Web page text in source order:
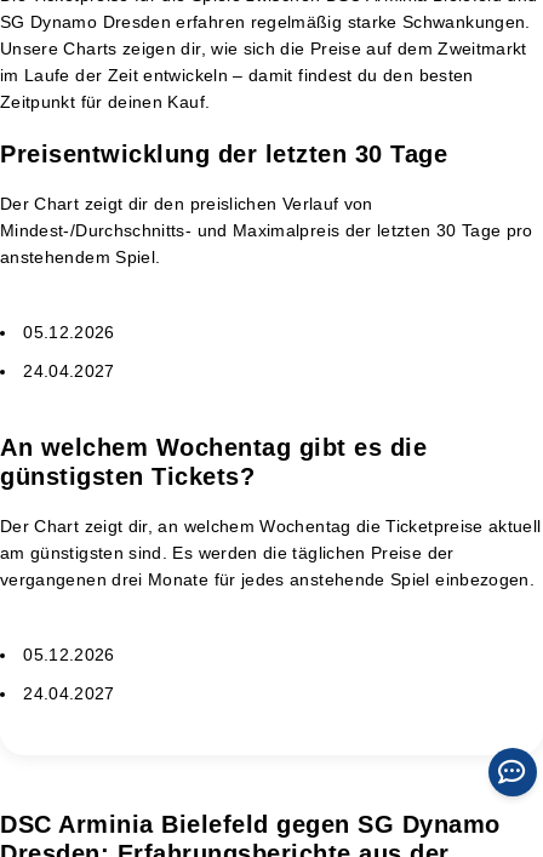
SG Dynamo Dresden erfahren regelmäßig starke Schwankungen.
Unsere Charts zeigen dir, wie sich die Preise auf dem Zweitmarkt
im Laufe der Zeit entwickeln – damit findest du den besten
Zeitpunkt für deinen Kauf.
Preisentwicklung der letzten 30 Tage
Der Chart zeigt dir den preislichen Verlauf von
Mindest-/Durchschnitts- und Maximalpreis der letzten 30 Tage pro
anstehendem Spiel.
05.12.2026
24.04.2027
An welchem Wochentag gibt es die
günstigsten Tickets?
Der Chart zeigt dir, an welchem Wochentag die Ticketpreise aktuell
am günstigsten sind. Es werden die täglichen Preise der
vergangenen drei Monate für jedes anstehende Spiel einbezogen.
05.12.2026
24.04.2027
DSC Arminia Bielefeld gegen SG Dynamo